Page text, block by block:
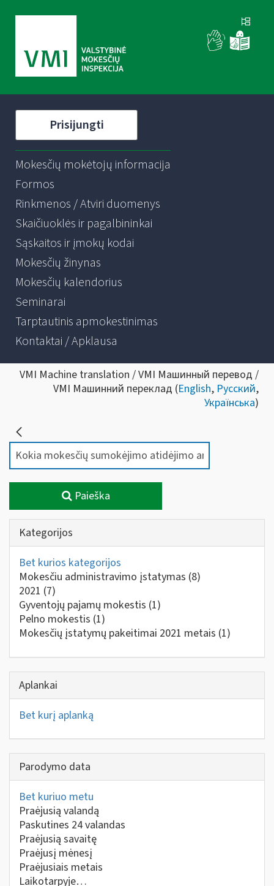
Prisijungti
Mokesčių mokėtojų informacija
Formos
Rinkmenos / Atviri duomenys
Skaičiuoklės ir pagalbininkai
Sąskaitos ir įmokų kodai
Mokesčių žinynas
Mokesčių kalendorius
Seminarai
Tarptautinis apmokestinimas
Kontaktai / Apklausa
VMI Machine translation / VMI Машинный перевод /
VMI Машинний переклад (English, Русский,
Українська)
Paieška
Kategorijos
Bet kurios kategorijos
Mokesčiu administravimo įstatymas (8)
2021 (7)
Gyventojų pajamų mokestis (1)
Pelno mokestis (1)
Mokesčių įstatymų pakeitimai 2021 metais (1)
Aplankai
Bet kurį aplanką
Parodymo data
Bet kuriuo metu
Praėjusią valandą
Paskutines 24 valandas
Praėjusią savaitę
Praėjusį mėnesį
Praėjusiais metais
Laikotarpyje…